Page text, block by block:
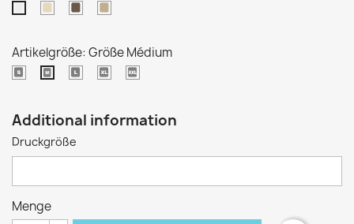
Weiß Eierschale
Dunkles
Artikelgröße: Größe Médium
Größe Größe
Größe Extra
Größe
Additional information
Druckgröße
Menge